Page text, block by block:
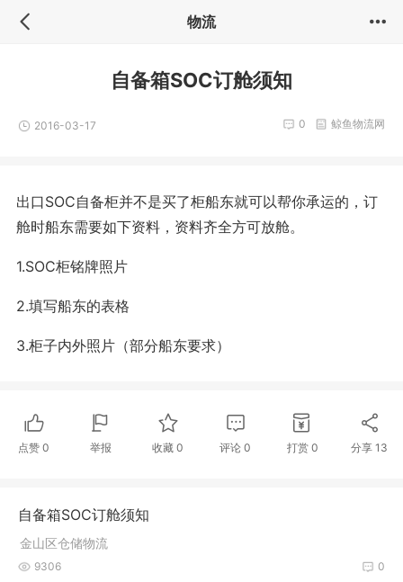
物流
自备箱SOC订舱须知
2016-03-17 鲸鱼物流网
0
出口SOC自备柜并不是买了柜船东就可以帮你承运的，订
舱时船东需要如下资料，资料齐全方可放舱。
1.SOC柜铭牌照片
2.填写船东的表格
3.柜子内外照片（部分船东要求）
点赞 0 举报 收藏0 评论 0 打赏 0 分享13
自备箱SOC订舱须知
金山区仓储物流
0
9306